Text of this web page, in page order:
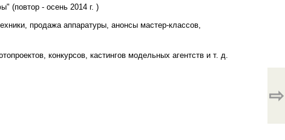
(повтор - осень 2014 г. )
продажа аппаратуры, анонсы мастер-классов,
конкурсов, кастингов модельных агентств и т. д.
⇨